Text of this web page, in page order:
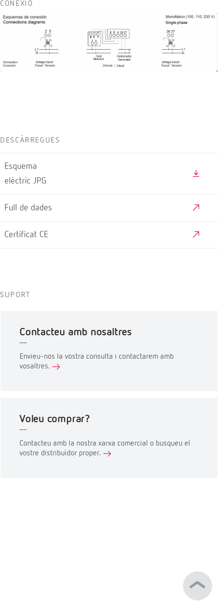
CONEXIÓ
DESCÀRREGUES
Esquema
elèctric JPG
Full de dades
Certificat CE
SUPORT
Contacteu amb nosaltres
Envieu-nos la vostra consulta i contactarem amb
vosaltres.
Voleu comprar?
Contacteu amb la nostra xarxa comercial o busqueu el
vostre distribuïdor proper.